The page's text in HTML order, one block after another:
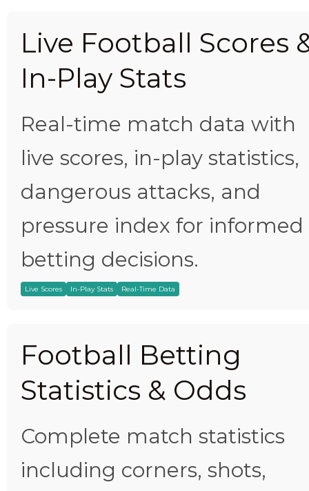
Live Football Scores
In-Play Stats
Real-time match data with
live scores, in-play statistics,
dangerous attacks, and
pressure index for informed
betting decisions.
Live Scores In-Play Stats Real-Time Data
Football Betting
Statistics & Odds
Complete match statistics
including corners, shots,